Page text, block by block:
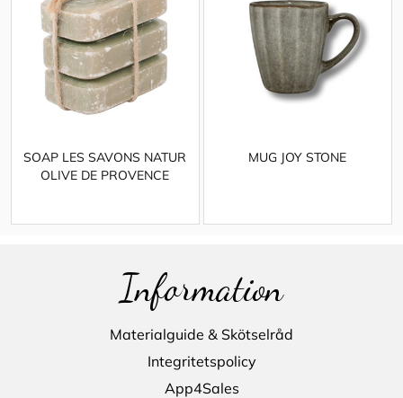
SOAP LES SAVONS NATUR
OLIVE DE PROVENCE
MUG JOY STONE
Information
Materialguide & Skötselråd
Integritetspolicy
App4Sales